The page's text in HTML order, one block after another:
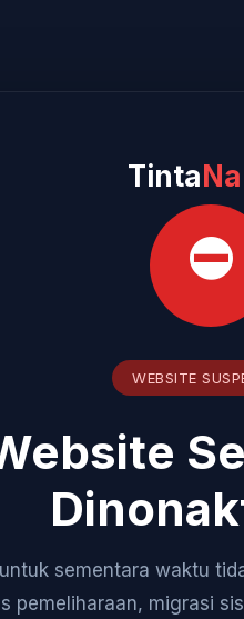
Tinta
⛔
WEBSITE
sementara waktu
pemeliharaan, migrasi